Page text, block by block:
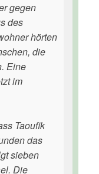
gegen
des
hörten
die
Eine
im
Taoufik
das
sieben
Die